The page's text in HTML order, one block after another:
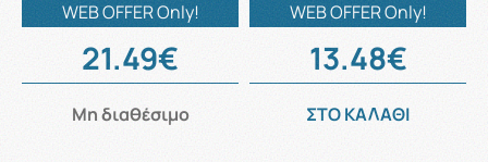
WEB OFFER Only!
21.49€
Μη διαθέσιμο
WEB OFFER Only!
13.48€
ΣΤΟ ΚΑΛΑΘΙ